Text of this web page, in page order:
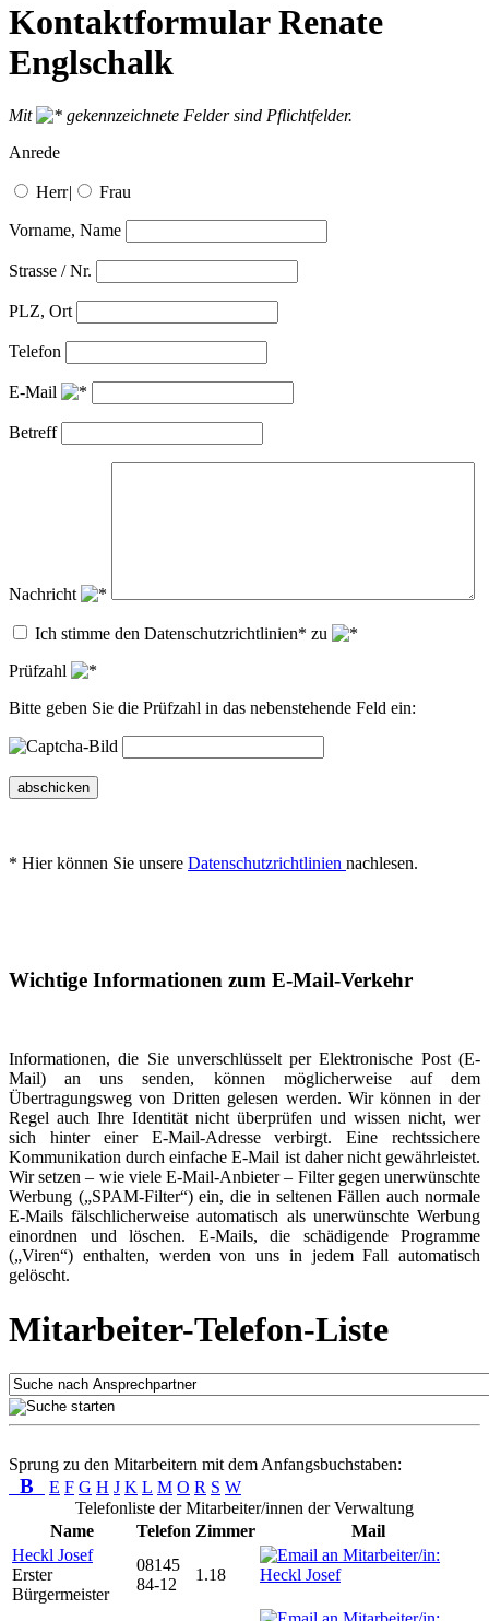
Kontaktformular Renate
Englschalk
Mit
gekennzeichnete Felder sind Pflichtfelder.
Anrede
Herr| Frau
Vorname, Name
Strasse / Nr.
PLZ, Ort
Telefon
E-Mail
Betreff
Nachricht
Ich stimme den Datenschutzrichtlinien* zu
Prüfzahl
Bitte geben Sie die Prüfzahl in das nebenstehende Feld ein:
abschicken
* Hier können Sie unsere Datenschutzrichtlinien nachlesen.
Wichtige Informationen zum E-Mail-Verkehr
Informationen, die Sie unverschlüsselt per Elektronische Post (E-
Mail) an uns senden, können möglicherweise auf dem
Übertragungsweg von Dritten gelesen werden. Wir können in der
Regel auch Ihre Identität nicht überprüfen und wissen nicht, wer
sich hinter einer E-Mail-Adresse verbirgt. Eine rechtssichere
Kommunikation durch einfache E-Mail ist daher nicht gewährleistet.
Wir setzen – wie viele E-Mail-Anbieter – Filter gegen unerwünschte
Werbung („SPAM-Filter“) ein, die in seltenen Fällen auch normale
E-Mails fälschlicherweise automatisch als unerwünschte Werbung
einordnen und löschen. E-Mails, die schädigende Programme
(„Viren“) enthalten, werden von uns in jedem Fall automatisch
gelöscht.
Mitarbeiter-Telefon-Liste
Sprung zu den Mitarbeitern mit dem Anfangsbuchstaben:
B E F G H J K L M O R S W
Telefonliste der Mitarbeiter/innen der Verwaltung
Name
Telefon Zimmer
Mail
Heckl Josef
Erster
Bürgermeister
08145
84-12
1.18